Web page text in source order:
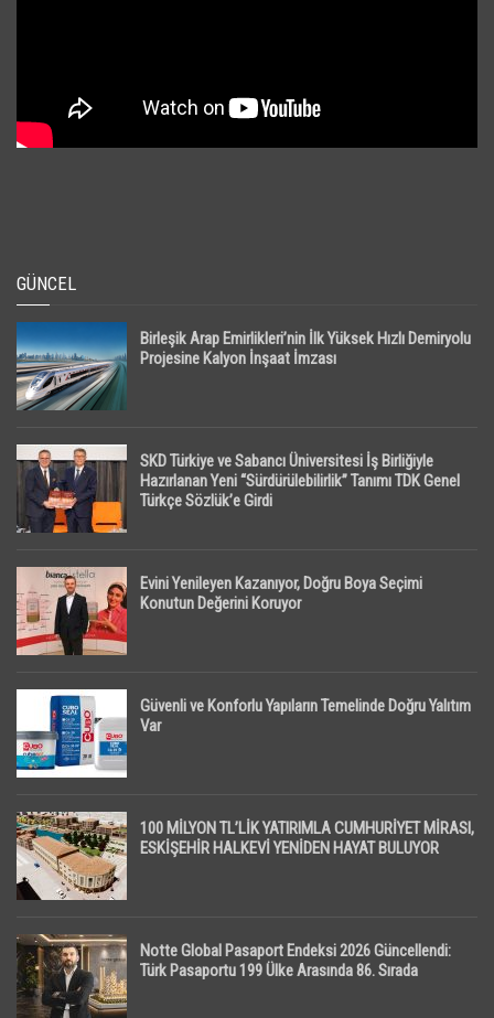
GÜNCEL
Birleşik Arap Emirlikleri’nin İlk Yüksek Hızlı Demiryolu
Projesine Kalyon İnşaat İmzası
SKD Türkiye ve Sabancı Üniversitesi İş Birliğiyle
Hazırlanan Yeni “Sürdürülebilirlik” Tanımı TDK Genel
Türkçe Sözlük’e Girdi
Evini Yenileyen Kazanıyor, Doğru Boya Seçimi
Konutun Değerini Koruyor
Güvenli ve Konforlu Yapıların Temelinde Doğru Yalıtım
Var
100 MİLYON TL’LİK YATIRIMLA CUMHURİYET MİRASI,
ESKİŞEHİR HALKEVİ YENİDEN HAYAT BULUYOR
Notte Global Pasaport Endeksi 2026 Güncellendi:
Türk Pasaportu 199 Ülke Arasında 86. Sırada